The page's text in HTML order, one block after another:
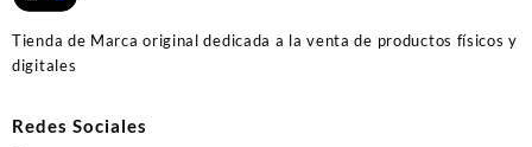
Tienda de Marca original dedicada a la venta de productos físicos y
digitales
Redes Sociales